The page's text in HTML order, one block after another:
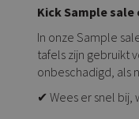
Kick Sample sale
In onze Sample
tafels zijn gebruikt
onbeschadigd, als
✔ Wees er snel